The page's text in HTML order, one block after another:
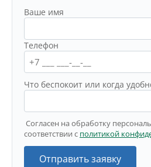
Ваше имя
Телефон
Что беспокоит или когда
Согласен на обработку
соответствии с политикой
Отправить заявку